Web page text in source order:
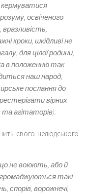
кермуватися
освіченого
кроки, шкідливі не
для цілої родини,
в положенню так
наш народ,
послання до
вірних
агітаторів).
свого нелюдського
не воюють, або й
такі
спорів, ворожнечі,